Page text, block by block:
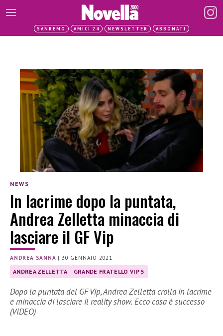
SANREMO AMICI 24 NEWSLETTER ABBONATI
NEWS
In lacrime dopo la puntata,
Andrea Zelletta minaccia di
lasciare il GF Vip
ANDREA SANNA |30 GENNAIO 2021
ANDREA ZELLETTA GRANDE FRATELLO VIP 5
Dopo la puntata del GF Vip, Andrea Zelletta crolla in lacrime
e minaccia di lasciare il reality show. Ecco cosa è successo
(VIDEO)